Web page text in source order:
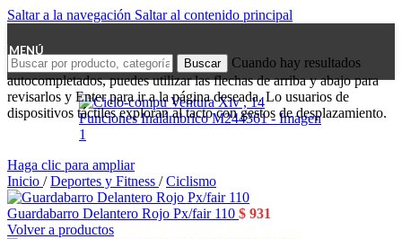
Saltar a la navegación Saltar al contenido principal
MENÚ
Buscar
Cuando hay resultados
autocompletados, puedes utilizar las flechas de arriba y abajo para
revisarlos y Enter para ir a la página deseada. Lo usuarios de
dispositivos táctiles exploran al tacto con gestos de desplazamiento.
Haga clic para ampliar
Inicio / Deportes y Fitness / Ciclismo
Guardabarro Delantero Rojo Px/fair 110 $ 931
Volver a productos